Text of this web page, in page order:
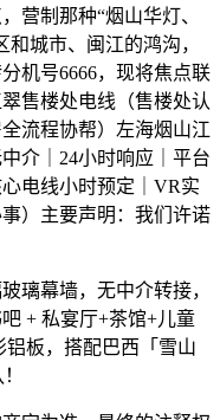
营制那种“烟山华灯、
城市、闽江的鸿沟，
机号6666，现将焦点联
售楼处电线（售楼处认
流程协帮）左海烟山江
介｜24小时响应｜平台
电线小时预定｜VR实
）主要声明：我们许诺
幕墙，无中介转接，
+ 私宴厅+茶馆+儿童
铝板，搭配巴西「雪山